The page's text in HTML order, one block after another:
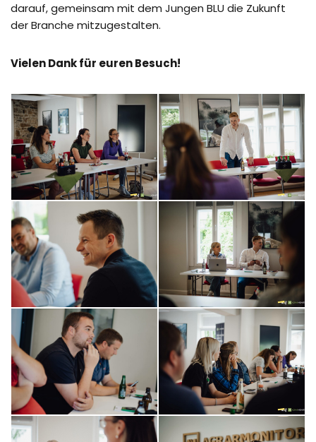
darauf, gemeinsam mit dem Jungen BLU die Zukunft
der Branche mitzugestalten.
Vielen Dank für euren Besuch!